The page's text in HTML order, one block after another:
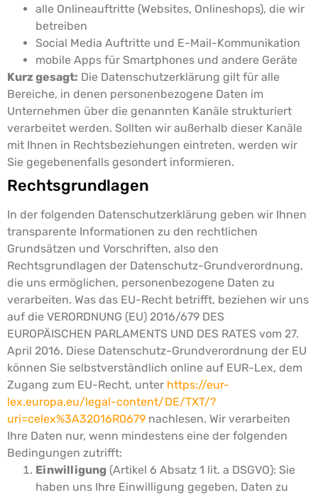
alle Onlineauftritte (Websites, Onlineshops), die wir
betreiben
Social Media Auftritte und E-Mail-Kommunikation
mobile Apps für Smartphones und andere Geräte
Kurz gesagt: Die Datenschutzerklärung gilt für alle
Bereiche, in denen personenbezogene Daten im
Unternehmen über die genannten Kanäle strukturiert
verarbeitet werden. Sollten wir außerhalb dieser Kanäle
mit Ihnen in Rechtsbeziehungen eintreten, werden wir
Sie gegebenenfalls gesondert informieren.
Rechtsgrundlagen
In der folgenden Datenschutzerklärung geben wir Ihnen
transparente Informationen zu den rechtlichen
Grundsätzen und Vorschriften, also den
Rechtsgrundlagen der Datenschutz-Grundverordnung,
die uns ermöglichen, personenbezogene Daten zu
verarbeiten. Was das EU-Recht betrifft, beziehen wir uns
auf die VERORDNUNG (EU) 2016/679 DES
EUROPÄISCHEN PARLAMENTS UND DES RATES vom 27.
April 2016. Diese Datenschutz-Grundverordnung der EU
können Sie selbstverständlich online auf EUR-Lex, dem
Zugang zum EU-Recht, unter https://eur-
lex.europa.eu/legal-content/DE/TXT/?
uri=celex%3A32016R0679 nachlesen. Wir verarbeiten
Ihre Daten nur, wenn mindestens eine der folgenden
Bedingungen zutrifft:
Einwilligung (Artikel 6 Absatz 1 lit. a DSGVO): Sie
haben uns Ihre Einwilligung gegeben, Daten zu